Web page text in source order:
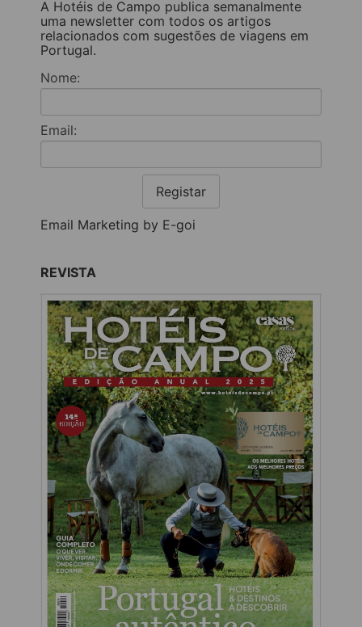
A Hotéis de Campo publica semanalmente
uma newsletter com todos os artigos
relacionados com sugestões de viagens em
Portugal.
Nome:
Email:
Registar
Email Marketing by E-goi
REVISTA